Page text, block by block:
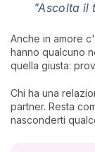
"Ascolta il
Anche in amore
hanno qualcuno
quella giusta:
Chi ha una
partner. Resta
nasconderti